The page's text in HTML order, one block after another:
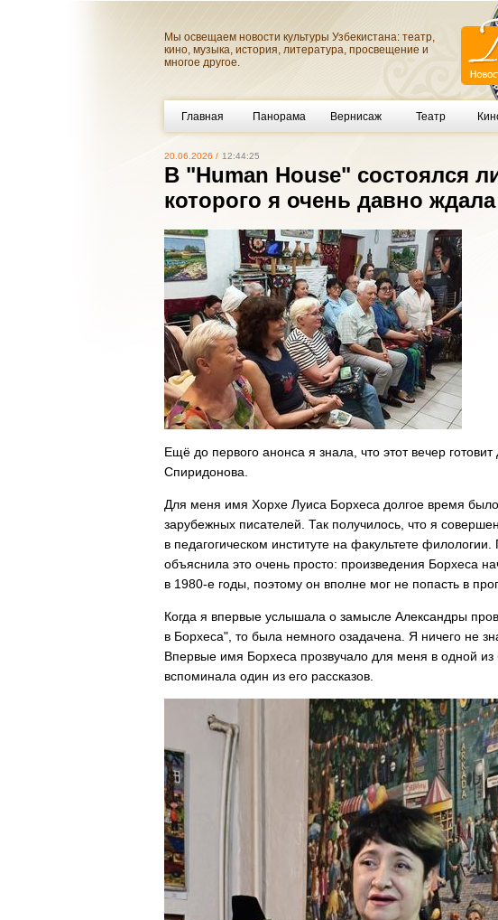
Мы освещаем новости культуры Узбекистана: театр,
кино, музыка, история, литература, просвещение и
многое другое.
Главная Панорама Вернисаж Театр
20.06.2026 / 12:44:25
В "Human House" состоялся
которого я очень давно ждала
Ещё до первого анонса я знала, что этот вечер
Спиридонова.
Для меня имя Хорхе Луиса Борхеса долгое время
зарубежных писателей. Так получилось, что я
в педагогическом институте на факультете
объяснила это очень просто: произведения Борхеса
в 1980-е годы, поэтому он вполне мог не попасть в
Когда я впервые услышала о замысле Александры
в Борхеса", то была немного озадачена. Я ничего не
Впервые имя Борхеса прозвучало для меня в одной
вспоминала один из его рассказов.